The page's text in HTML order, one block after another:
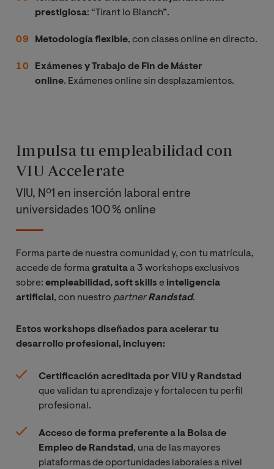
prestigiosa: “Tirant lo Blanch”.
Metodología flexible, con clases online en directo.
Exámenes y Trabajo de Fin de Máster
online. Exámenes online sin desplazamientos.
Impulsa tu empleabilidad con
VIU Accelerate
VIU, Nº1 en inserción laboral entre
universidades 100 % online
Forma parte de nuestra comunidad y, con tu matrícula,
accede de formagratuitaa 3 workshops exclusivos
sobre: empleabilidad, soft skills e inteligencia
artificial , con nuestro partner Randstad.
Estos workshops diseñados para acelerar tu
desarrollo profesional, incluyen:
Certificación acreditada por VIU y Randstad
que validan tu aprendizaje y fortalecen tu perfil
profesional.
Acceso de forma preferente a la Bolsa de
Empleo de Randstad , una de las mayores
plataformas de oportunidades laborales a nivel